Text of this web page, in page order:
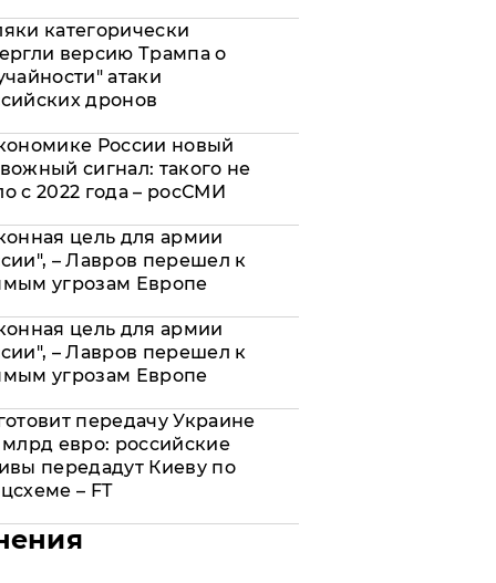
категорически
версию Трампа о
атаки
дронов
России новый
сигнал: такого не
с 2022 года – росСМИ
цель для армии
– Лавров перешел к
угрозам Европе
цель для армии
– Лавров перешел к
угрозам Европе
передачу Украине
млрд евро: российские
передадут Киеву по
– FT